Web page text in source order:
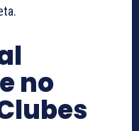
no